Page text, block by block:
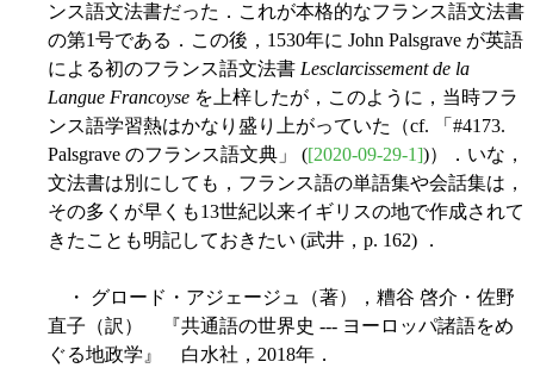
ンス語文法書だった．これが本格的なフランス語文法書
の第1号である．この後，1530年に John Palsgrave が英語
による初のフランス語文法書 Lesclarcissement de la
Langue Francoyse を上梓したが，このように，当時フラ
ンス語学習熱はかなり盛り上がっていた（cf. 「#4173.
Palsgrave のフランス語文典」 ([2020-09-29-1])）．いな，
文法書は別にしても，フランス語の単語集や会話集は，
その多くが早くも13世紀以来イギリスの地で作成されて
きたことも明記しておきたい (武井，p. 162) ．
・ グロード・アジェージュ（著），糟谷 啓介・佐野
直子（訳） 『共通語の世界史 --- ヨーロッパ諸語をめ
ぐる地政学』 白水社，2018年．